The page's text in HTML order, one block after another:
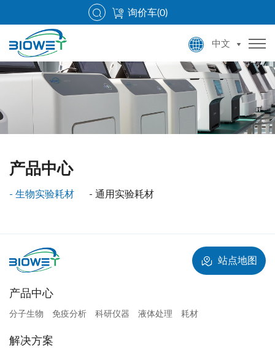
询价车(0)
中文
产品中心
生物实验耗材 通用实验耗材
站点地图
产品中心
分子生物 免疫分析 科研仪器 液体处理 耗材
解决方案